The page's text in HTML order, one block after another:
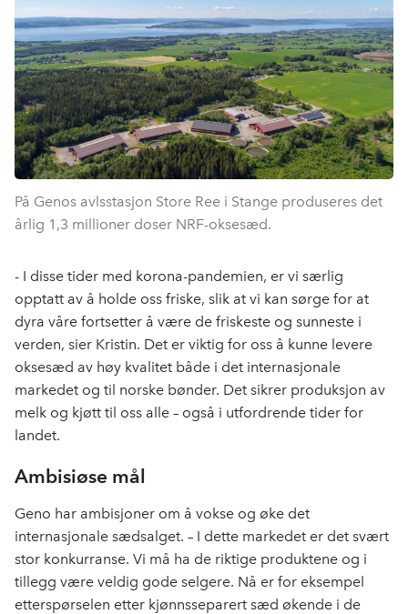
På Genos avlsstasjon Store Ree i Stange produseres det
årlig 1,3 millioner doser NRF-oksesæd.
- I disse tider med korona-pandemien, er vi særlig
opptatt av å holde oss friske, slik at vi kan sørge for at
dyra våre fortsetter å være de friskeste og sunneste i
verden, sier Kristin. Det er viktig for oss å kunne levere
oksesæd av høy kvalitet både i det internasjonale
markedet og til norske bønder. Det sikrer produksjon av
melk og kjøtt til oss alle – også i utfordrende tider for
landet.
Ambisiøse mål
Geno har ambisjoner om å vokse og øke det
internasjonale sædsalget. – I dette markedet er det svært
stor konkurranse. Vi må ha de riktige produktene og i
tillegg være veldig gode selgere. Nå er for eksempel
etterspørselen etter kjønnsseparert sæd økende i de